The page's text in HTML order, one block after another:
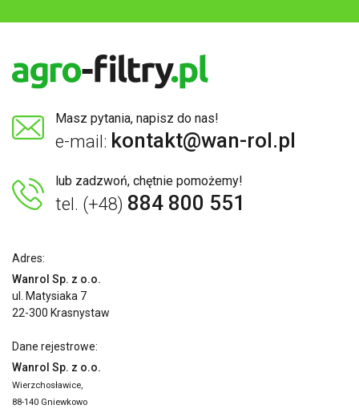
Masz pytania, napisz do nas!
e-mail: kontakt@wan-rol.pl
lub zadzwoń, chętnie pomożemy!
tel. (+48) 884 800 551
Adres:
Wanrol Sp. z o.o.
ul. Matysiaka 7
22-300 Krasnystaw
Dane rejestrowe:
Wanrol Sp. z o.o.
Wierzchosławice,
88-140 Gniewkowo